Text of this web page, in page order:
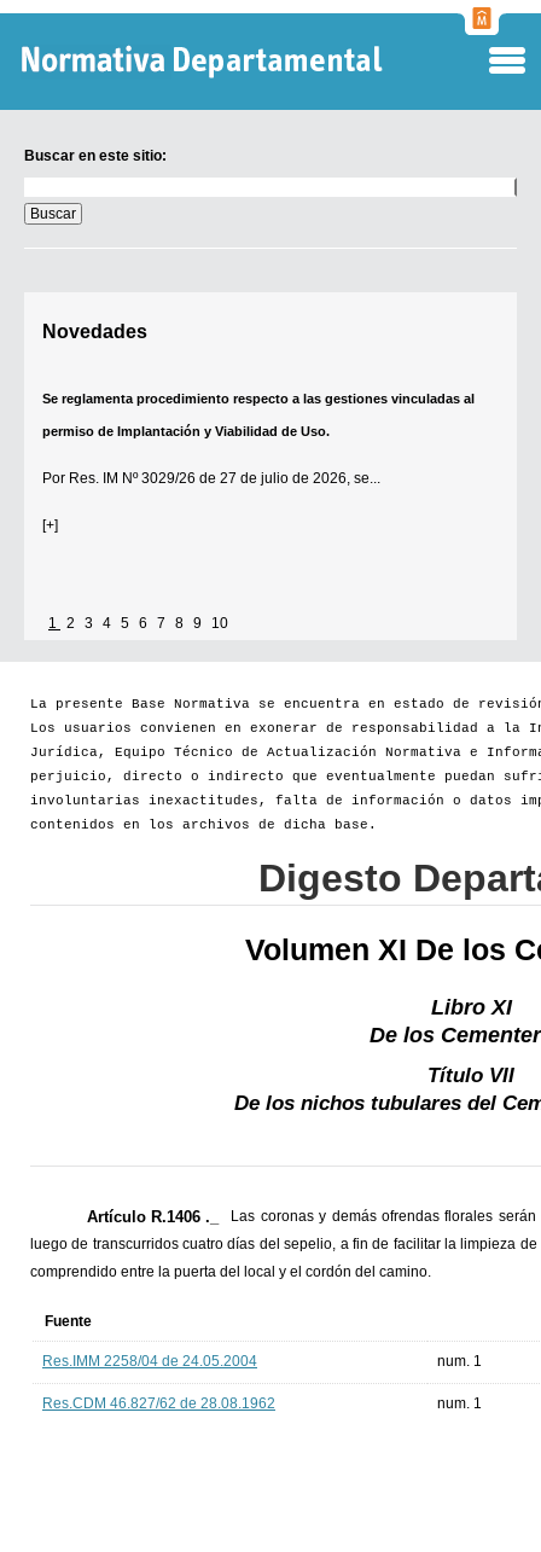
Buscar en este sitio:
en
este
sitio:
Novedades
Se reglamenta procedimiento respecto a las gestiones vinculadas al
permiso de Implantación y Viabilidad de Uso.
Por Res. IM Nº 3029/26 de 27 de julio de 2026, se...
[+]
1 2 3 4 5 6 7 8 9 10
La presente Base Normativa se encuentra en estado de
Los usuarios convienen en exonerar de responsabilidad a la
Jurídica, Equipo Técnico de Actualización Normativa e
perjuicio, directo o indirecto que eventualmente puedan
involuntarias inexactitudes, falta de información o datos
contenidos en los archivos de dicha base.
Digesto
Volumen XI De los
Libro XI
De los
Título VII
De los nichos tubulares del
Artículo R.1406 ._
Las coronas y demás ofrendas florales
luego de transcurridos cuatro días del sepelio, a fin de facilitar la limpieza
comprendido entre la puerta del local y el cordón del camino.
Fuente
Res.IMM 2258/04 de 24.05.2004 num. 1
Res.CDM 46.827/62 de 28.08.1962 num. 1